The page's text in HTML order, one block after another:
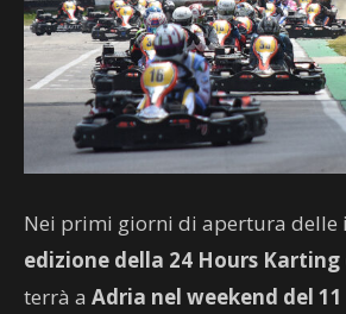
Nei primi giorni di apertura delle
edizione della 24 Hours
terrà a Adria nel weekend del